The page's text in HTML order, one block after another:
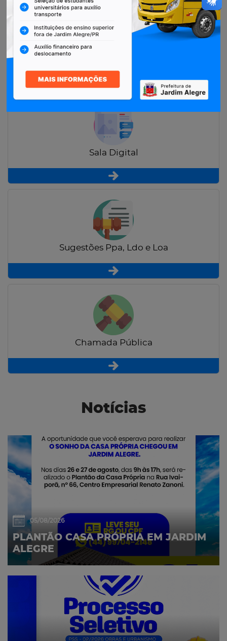
Restituição de Contribuintes
Sala Digital
Sugestões Ppa, Ldo e Loa
Chamada Pública
Notícias
05/08/2026
PLANTÃO CASA PRÓPRIA EM JARDIM
ALEGRE